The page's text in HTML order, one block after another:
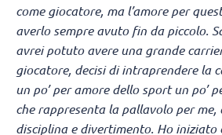
come giocatore, ma l’amore per
averlo sempre avuto fin da piccolo.
avrei potuto avere una grande
giocatore, decisi di intraprendere la
un po’ per amore dello sport un po’
che rappresenta la pallavolo per me,
disciplina e divertimento. Ho iniziato